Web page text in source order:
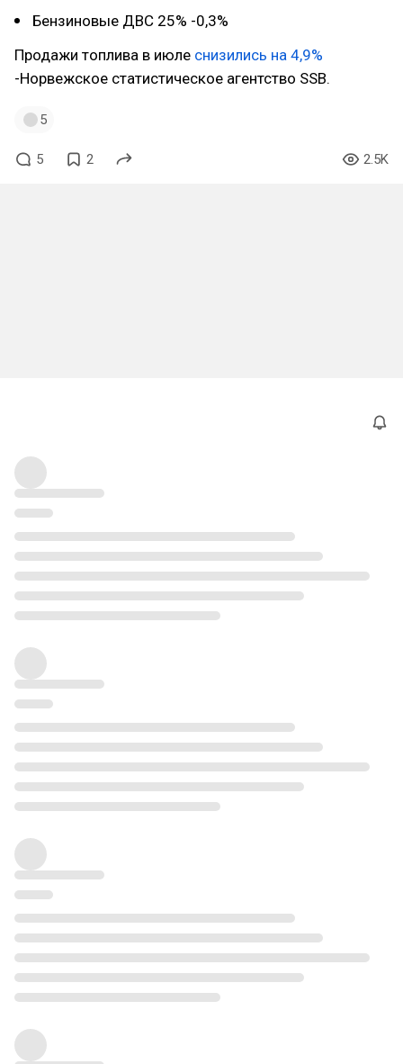
Бензиновые ДВС 25% -0,3%
Продажи топлива в июле снизились на 4,9%
-Норвежское статистическое агентство SSB.
5
5 2 2.5K